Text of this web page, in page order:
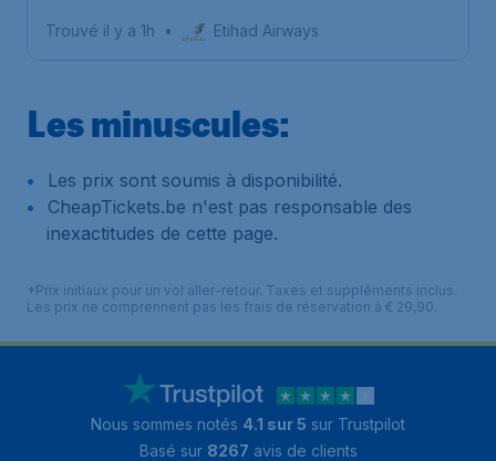
Trouvé il y a 1h • Etihad Airways
Les minuscules:
Les prix sont soumis à disponibilité.
CheapTickets.be n'est pas responsable des
inexactitudes de cette page.
*Prix initiaux pour un vol aller-retour. Taxes et suppléments inclus.
Les prix ne comprennent pas les frais de réservation à € 29,90.
Nous sommes notés 4.1 sur 5 sur Trustpilot
Basé sur 8267 avis de clients